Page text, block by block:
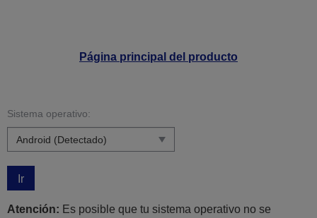
Página principal del producto
Sistema operativo:
Ir
Atención: Es posible que tu sistema operativo no se